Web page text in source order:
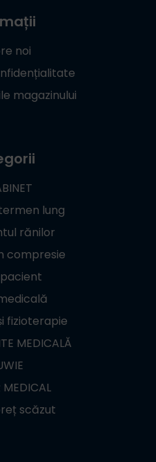
noi
magazinului
lung
rănilor
compresie
fizioterapie
MEDICALĂ
MEDICAL
scăzut